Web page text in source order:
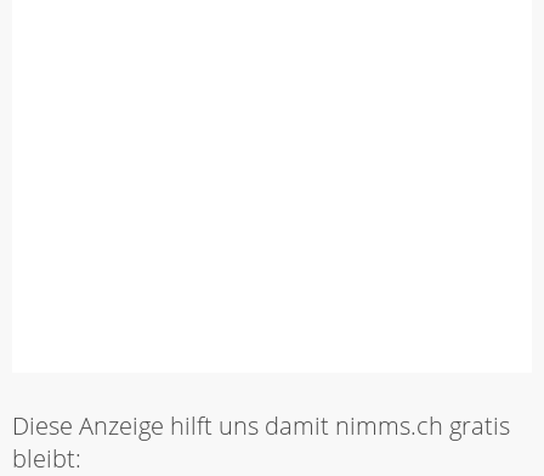
Diese Anzeige hilft uns damit nimms.ch gratis
bleibt: